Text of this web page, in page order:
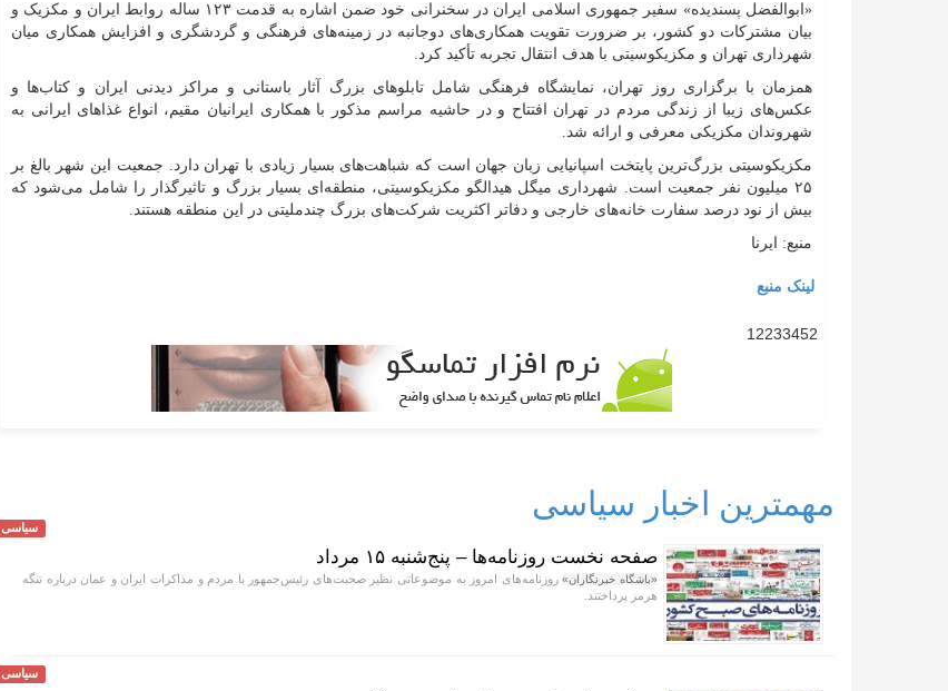
«ابوالفضل پسندیده» سفیر جمهوری اسلامی ایران در سخنرانی خود ضمن اشاره به قدمت ۱۲۳ ساله روابط ایران و مکزیک و
بیان مشترکات دو کشور، بر ضرورت تقویت همکاری‌های دوجانبه در زمینه‌های فرهنگی و گردشگری و افزایش همکاری میان
شهرداری تهران و مکزیکوسیتی با هدف انتقال تجربه تأکید کرد.
همزمان با برگزاری روز تهران، نمایشگاه فرهنگی شامل تابلو‌های بزرگ آثار باستانی و مراکز دیدنی ایران و کتاب‌ها و
عکس‌های زیبا از زندگی مردم در تهران افتتاح و در حاشیه مراسم مذکور با همکاری ایرانیان مقیم، انواع غذا‌های ایرانی به
شهروندان مکزیکی معرفی و ارائه شد.
مکزیکوسیتی بزرگ‌ترین پایتخت اسپانیایی زبان جهان است که شباهت‌های بسیار زیادی با تهران دارد. جمعیت این شهر بالغ بر
۲۵ میلیون نفر جمعیت است. شهرداری میگل هیدالگو مکزیکوسیتی، منطقه‌ای بسیار بزرگ و تاثیرگذار را شامل می‌شود که
بیش از نود درصد سفارت خانه‌های خارجی و دفاتر اکثریت شرکت‌های بزرگ چندملیتی در این منطقه هستند.
منبع: ایرنا
لینک منبع
12233452
مهمترین اخبار سیاسی
سیاسی
صفحه نخست روزنامه‌ها – پنج‌شنبه ۱۵ مرداد
«باشگاه خبرنگاران»روزنامه‌های امروز به موضوعاتی نظیر صحبت‌های رئیس‌جمهور با مردم و مذاکرات ایران و عمان درباره تنگه
هرمز پرداختند.
سیاسی